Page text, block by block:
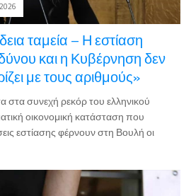
ταμεία – Η εστίαση
και η Κυβέρνηση δεν
με τους αριθμούς»
στα συνεχή ρεκόρ του ελληνικού
οικονομική κατάσταση που
εστίασης φέρνουν στη Βουλή οι